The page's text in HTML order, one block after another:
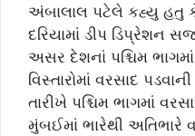
અંબાલાલ પટેલે કહ્યુ હતુ
દરિયામાં ડીપ ડિપ્રેશન
અસર દેશનાં પશ્ચિમ
વિસ્તારોમાં વરસાદ
તારીખે પશ્ચિમ ભાગમાં
મુંબઈમાં ભારેથી અતિભારે